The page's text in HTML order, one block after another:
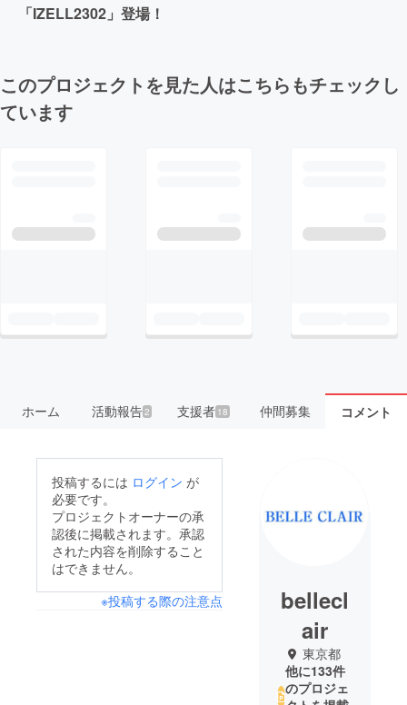
「IZELL2302」登場！
このプロジェクトを見た人はこちらもチェックし
ています
ホーム 活動報告2 支援者 18 仲間募集 コメント
投稿するには ログイン が
必要です。
プロジェクトオーナーの承
認後に掲載されます。承認
された内容を削除すること
はできません。
※投稿する際の注意点
bellecl
air
東京都
他に133件
のプロジェ